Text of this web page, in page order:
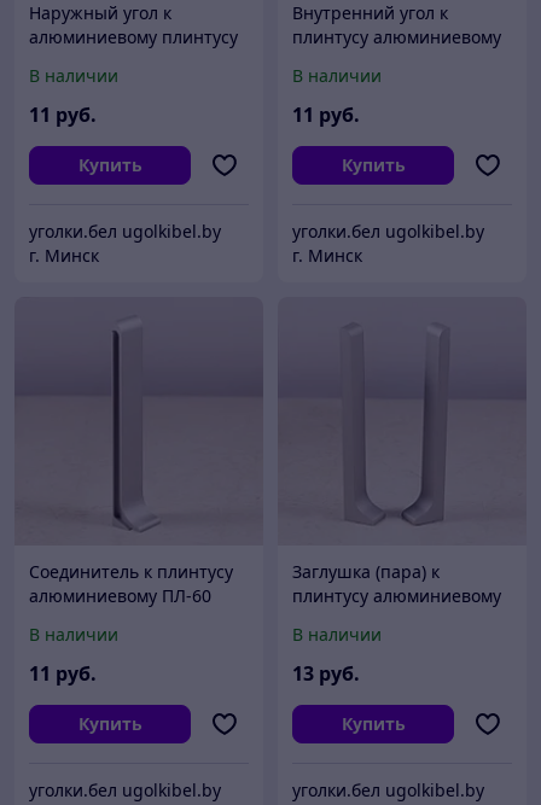
Наружный угол к
алюминиевому плинтусу
В наличии
11 руб.
Купить
уголки.бел ugolkibel.by
г. Минск
Внутренний угол к
плинтусу алюминиевому
В наличии
11 руб.
Купить
уголки.бел ugolkibel.by
г. Минск
Соединитель к плинтусу
алюминиевому ПЛ-60
В наличии
11 руб.
Купить
уголки.бел ugolkibel.by
Заглушка (пара) к
плинтусу алюминиевому
В наличии
13 руб.
Купить
уголки.бел ugolkibel.by